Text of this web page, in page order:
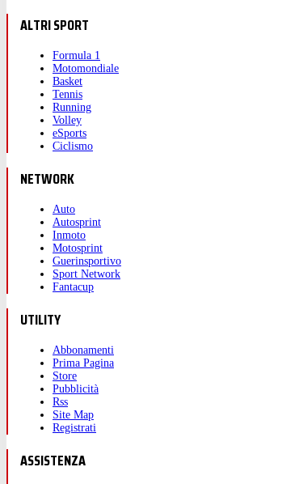
ALTRI SPORT
Formula 1
Motomondiale
Basket
Tennis
Running
Volley
eSports
Ciclismo
NETWORK
Auto
Autosprint
Inmoto
Motosprint
Guerinsportivo
Sport Network
Fantacup
UTILITY
Abbonamenti
Prima Pagina
Store
Pubblicità
Rss
Site Map
Registrati
ASSISTENZA